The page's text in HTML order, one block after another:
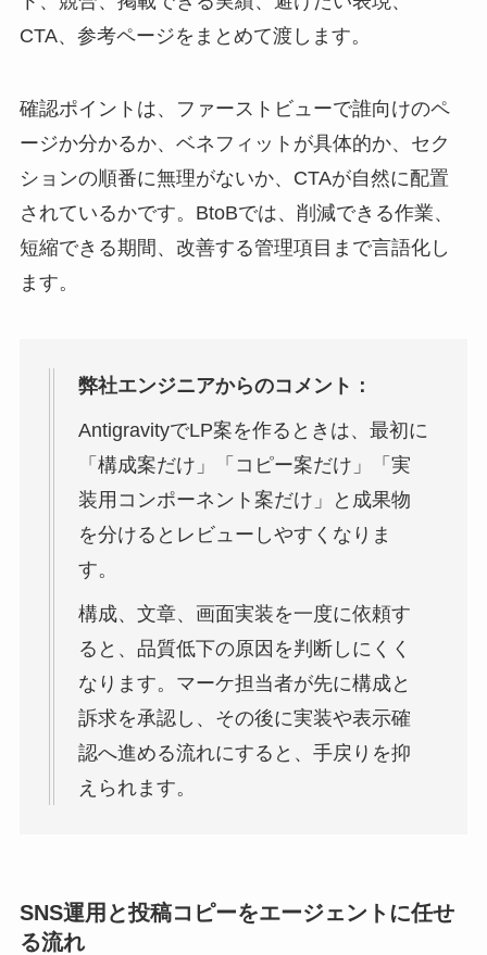
CTA、参考ページをまとめて渡します。
確認ポイントは、ファーストビューで誰向けのペ
ージか分かるか、ベネフィットが具体的か、セク
ションの順番に無理がないか、CTAが自然に配置
されているかです。BtoBでは、削減できる作業、
短縮できる期間、改善する管理項目まで言語化し
ます。
弊社エンジニアからのコメント：
AntigravityでLP案を作るときは、最初に
「構成案だけ」「コピー案だけ」「実
装用コンポーネント案だけ」と成果物
を分けるとレビューしやすくなりま
す。
構成、文章、画面実装を一度に依頼す
ると、品質低下の原因を判断しにくく
なります。マーケ担当者が先に構成と
訴求を承認し、その後に実装や表示確
認へ進める流れにすると、手戻りを抑
えられます。
SNS運用と投稿コピーをエージェントに任せ
る流れ